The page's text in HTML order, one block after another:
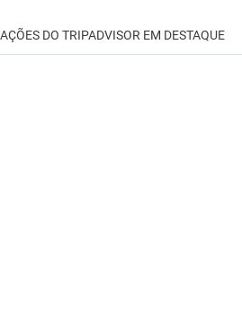
DO TRIPADVISOR EM DESTAQUE